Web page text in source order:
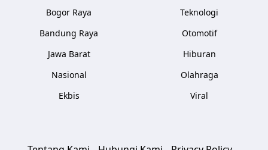
Bogor Raya
Bandung Raya
Jawa Barat
Nasional
Ekbis
Teknologi
Otomotif
Hiburan
Olahraga
Viral